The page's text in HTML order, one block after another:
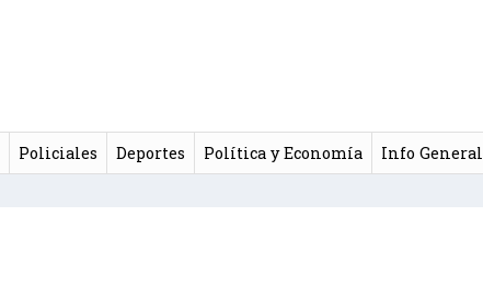
Policiales Deportes Política y Economía Info General